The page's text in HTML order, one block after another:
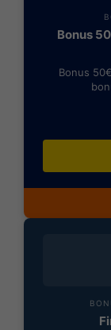
Bonus
Bonus